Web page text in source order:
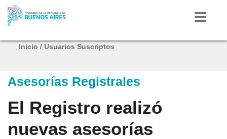
Autoridades
Mi Provincia
Inicio / Usuarios Suscriptos
Asesorías Registrales
El Registro realizó
nuevas asesorías